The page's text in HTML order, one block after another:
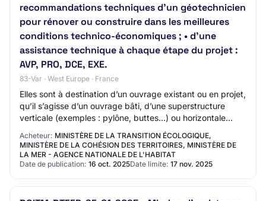
recommandations techniques d’un géotechnicien
pour rénover ou construire dans les meilleures
conditions technico-économiques ; • d’une
assistance technique à chaque étape du projet :
AVP, PRO, DCE, EXE.
83-Var · West Europe · France
Elles sont à destination d’un ouvrage existant ou en projet,
qu’il s’agisse d’un ouvrage bâti, d’une superstructure
verticale (exemples : pylône, buttes…) ou horizontale
(exemples : route, voie ferré…
Acheteur: MINISTÈRE DE LA TRANSITION ÉCOLOGIQUE,
MINISTÈRE DE LA COHÉSION DES TERRITOIRES, MINISTÈRE DE
LA MER - AGENCE NATIONALE DE L'HABITAT
Date de publication: 16 oct. 2025Date limite: 17 nov. 2025